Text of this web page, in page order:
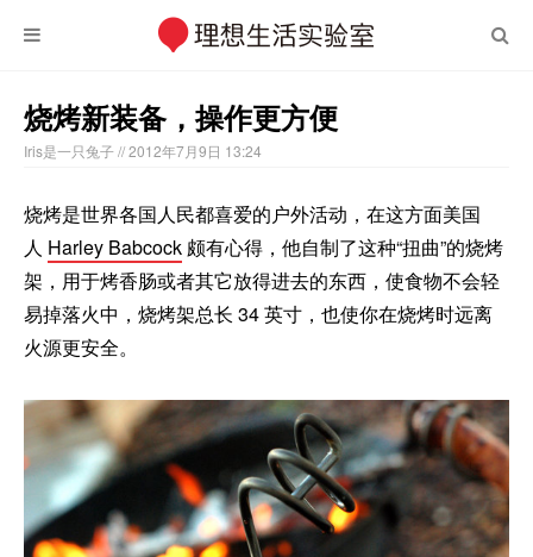
烧烤新装备，操作更方便
Iris是一只兔子// 2012年7月9日 13:24
烧烤是世界各国人民都喜爱的户外活动，在这方面美国
人 Harley Babcock 颇有心得，他自制了这种“扭曲”的烧烤
架，用于烤香肠或者其它放得进去的东西，使食物不会轻
易掉落火中，烧烤架总长 34 英寸，也使你在烧烤时远离
火源更安全。